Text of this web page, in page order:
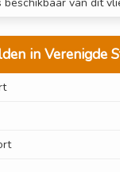
in Verenigde